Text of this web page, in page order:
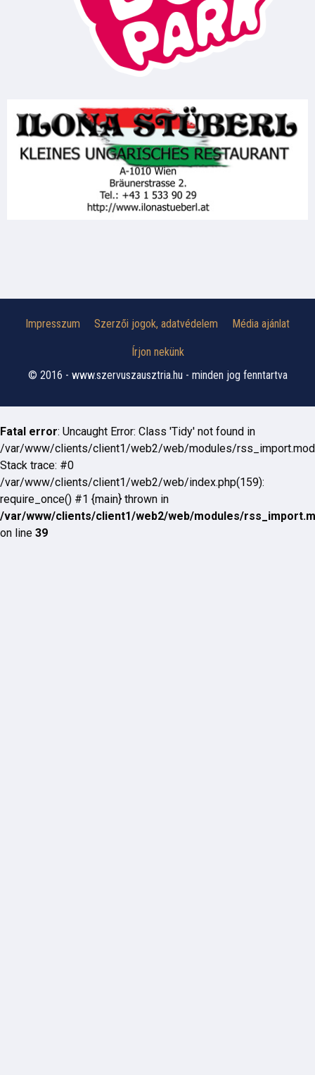
Impresszum Szerzői jogok, adatvédelem Média ajánlat
Írjon nekünk
© 2016 - www.szervuszausztria.hu - minden jog fenntartva
Fatal error: Uncaught Error: Class 'Tidy' not found in
/var/www/clients/client1/web2/web/modules/
Stack trace: #0
/var/www/clients/client1/web2/web/index.php(159):
require_once() #1 {main} thrown in
/var/www/clients/client1/web2/web/modules/
on line 39